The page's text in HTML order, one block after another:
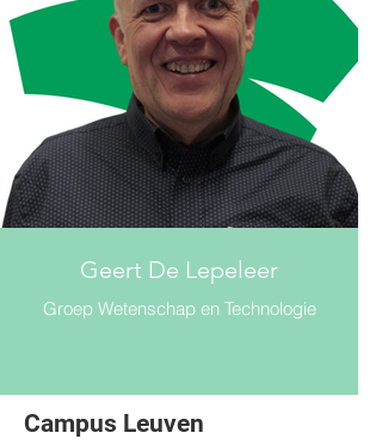
Geert De Lepeleer
Groep Wetenschap en Technologie
Campus Leuven